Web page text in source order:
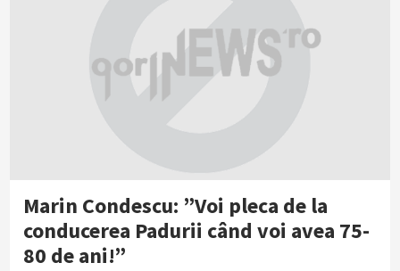
Marin Condescu: ”Voi pleca de la
conducerea Padurii când voi avea 75-
80 de ani!”